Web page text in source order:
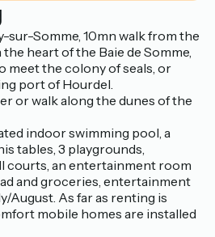
sur-Somme, 10mn walk from the
heart of the Baie de Somme,
meet the colony of seals, or
port of Hourdel.
or walk along the dunes of the
indoor swimming pool, a
tables, 3 playgrounds,
courts, an entertainment room
and groceries, entertainment
August. As far as renting is
mobile homes are installed